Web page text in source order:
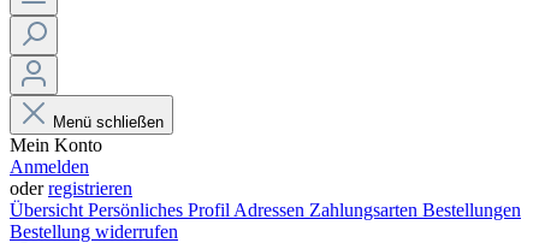
Menü schließen
Mein Konto
Anmelden
oderregistrieren
Übersicht Persönliches Profil Adressen Zahlungsarten Bestellungen
Bestellung widerrufen